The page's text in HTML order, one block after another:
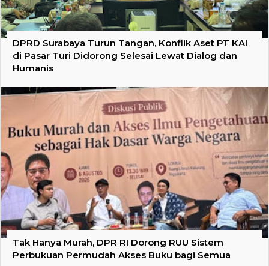
DPRD Surabaya Turun Tangan, Konflik Aset PT KAI
di Pasar Turi Didorong Selesai Lewat Dialog dan
Humanis
Tak Hanya Murah, DPR RI Dorong RUU Sistem
Perbukuan Permudah Akses Buku bagi Semua